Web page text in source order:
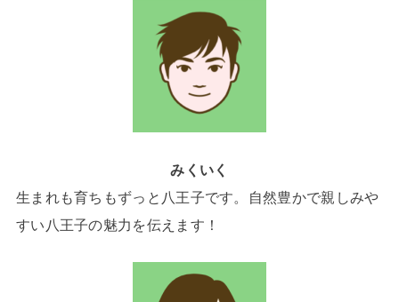
みくいく
生まれも育ちもずっと八王子です。自然豊かで親しみや
すい八王子の魅力を伝えます！